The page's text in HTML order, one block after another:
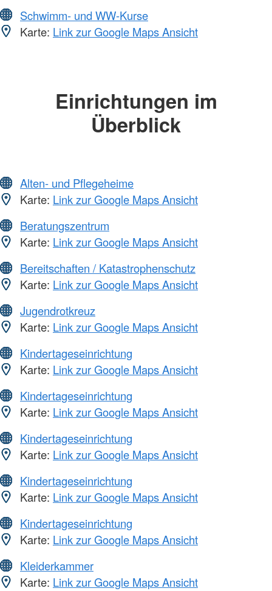
Schwimm- und WW-Kurse
Karte: Link zur Google Maps Ansicht
Einrichtungen im
Überblick
Alten- und Pflegeheime
Karte: Link zur Google Maps Ansicht
Beratungszentrum
Karte: Link zur Google Maps Ansicht
Bereitschaften / Katastrophenschutz
Karte: Link zur Google Maps Ansicht
Jugendrotkreuz
Karte: Link zur Google Maps Ansicht
Kindertageseinrichtung
Karte: Link zur Google Maps Ansicht
Kindertageseinrichtung
Karte: Link zur Google Maps Ansicht
Kindertageseinrichtung
Karte: Link zur Google Maps Ansicht
Kindertageseinrichtung
Karte: Link zur Google Maps Ansicht
Kindertageseinrichtung
Karte: Link zur Google Maps Ansicht
Kleiderkammer
Karte: Link zur Google Maps Ansicht